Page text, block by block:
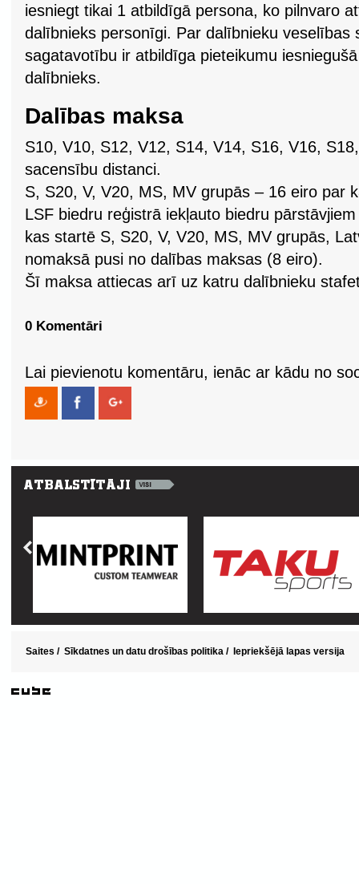
iesniegt tikai 1 atbildīgā persona, ko pilnvaro
dalībnieks personīgi. Par dalībnieku veselības
sagatavotību ir atbildīga pieteikumu
dalībnieks.
Dalības maksa
S10, V10, S12, V12, S14, V14, S16, V16,
sacensību distanci.
S, S20, V, V20, MS, MV grupās – 16 eiro par
LSF biedru reģistrā iekļauto biedru
kas startē S, S20, V, V20, MS, MV grupās,
nomaksā pusi no dalības maksas (8 eiro).
Šī maksa attiecas arī uz katru dalībnieku
0 Komentāri
Lai pievienotu komentāru, ienāc ar kādu no
Saites / Sīkdatnes un datu drošības politika / Iepriekšējā lapas versija